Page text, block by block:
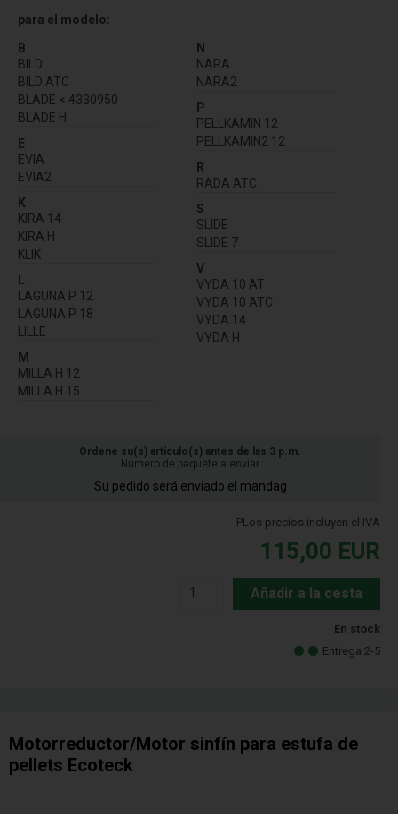
para el modelo:
B
BILD
BILD ATC
BLADE < 4330950
BLADE H
E
EVIA
EVIA2
K
KIRA 14
KIRA H
KLIK
L
LAGUNA P 12
LAGUNA P 18
LILLE
M
MILLA H 12
MILLA H 15
N
NARA
NARA2
P
PELLKAMIN 12
PELLKAMIN2 12
R
RADA ATC
S
SLIDE
SLIDE 7
V
VYDA 10 AT
VYDA 10 ATC
VYDA 14
VYDA H
Ordene su(s) artículo(s) antes de las 3 p.m.
Número de paquete a enviar
Su pedido será enviado el mandag
PLos precios incluyen el IVA
115,00 EUR
Añadir a la cesta
En stock
Entrega 2-5
Motorreductor/Motor sinfín para estufa de
pellets Ecoteck